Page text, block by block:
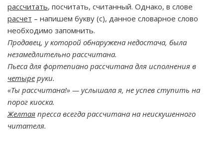
рассчитать, посчитать, считанный. Однако, в слове
расчет – напишем букву (с), данное словарное слово
необходимо запомнить.
Продавец, у которой обнаружена недостача, была
незамедлительно рассчитана.
Пьеса для фортепиано рассчитана для исполнения в
четыре руки.
«Ты рассчитана!» — услышала я, не успев ступить на
порог киоска.
Желтая пресса всегда рассчитана на неискушенного
читателя.